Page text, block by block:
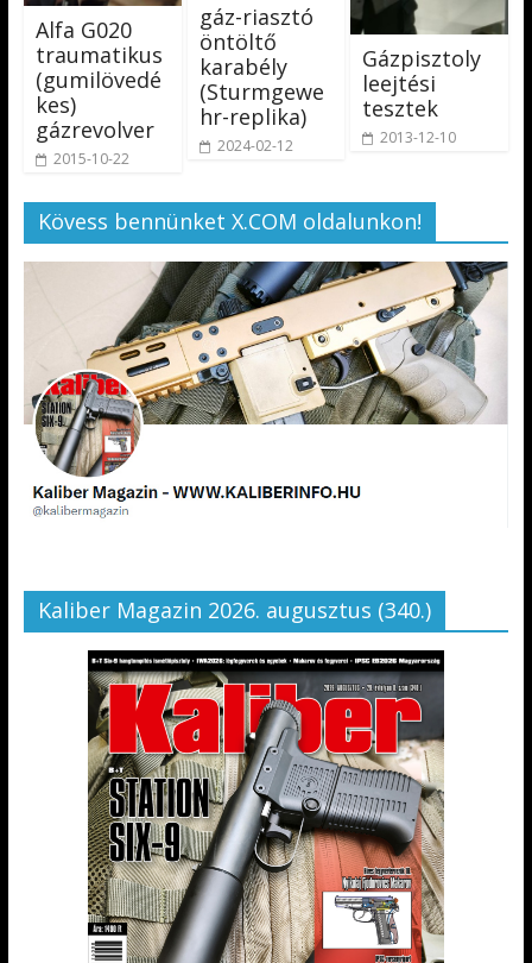
Alfa G020
traumatikus
(gumilövedé
kes)
gázrevolver
2015-10-22
gáz-riasztó
öntöltő
karabély
(Sturmgewe
hr-replika)
2024-02-12
Gázpisztoly
leejtési
tesztek
2013-12-10
Kövess bennünket X.COM oldalunkon!
Kaliber Magazin 2026. augusztus (340.)